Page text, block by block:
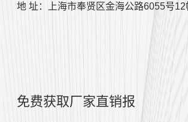
地 址：上海市奉贤区金海公路6055号12
免费获取厂家直销报